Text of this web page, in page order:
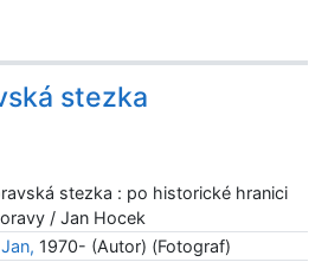
stezka
stezka : po historické hranici
/ Jan Hocek
1970- (Autor) (Fotograf)